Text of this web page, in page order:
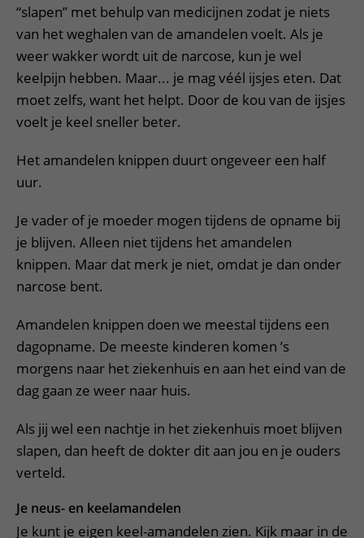
“slapen” met behulp van medicijnen zodat je niets
van het weghalen van de amandelen voelt. Als je
weer wakker wordt uit de narcose, kun je wel
keelpijn hebben. Maar... je mag véél ijsjes eten. Dat
moet zelfs, want het helpt. Door de kou van de ijsjes
voelt je keel sneller beter.
Het amandelen knippen duurt ongeveer een half
uur.
Je vader of je moeder mogen tijdens de opname bij
je blijven. Alleen niet tijdens het amandelen
knippen. Maar dat merk je niet, omdat je dan onder
narcose bent.
Amandelen knippen doen we meestal tijdens een
dagopname. De meeste kinderen komen ’s
morgens naar het ziekenhuis en aan het eind van de
dag gaan ze weer naar huis.
Als jij wel een nachtje in het ziekenhuis moet blijven
slapen, dan heeft de dokter dit aan jou en je ouders
verteld.
Je neus- en keelamandelen
Je kunt je eigen keel-amandelen zien. Kijk maar in de